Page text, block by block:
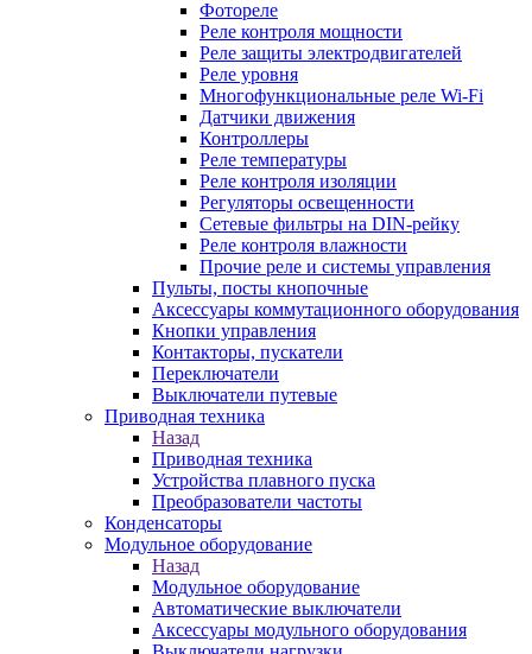
Фотореле
Реле контроля мощности
Реле защиты электродвигателей
Реле уровня
Многофункциональные реле Wi-Fi
Датчики движения
Контроллеры
Реле температуры
Реле контроля изоляции
Регуляторы освещенности
Сетевые фильтры на DIN-рейку
Реле контроля влажности
Прочие реле и системы управления
Пульты, посты кнопочные
Аксессуары коммутационного оборудования
Кнопки управления
Контакторы, пускатели
Переключатели
Выключатели путевые
Приводная техника
Назад
Приводная техника
Устройства плавного пуска
Преобразователи частоты
Конденсаторы
Модульное оборудование
Назад
Модульное оборудование
Автоматические выключатели
Аксессуары модульного оборудования